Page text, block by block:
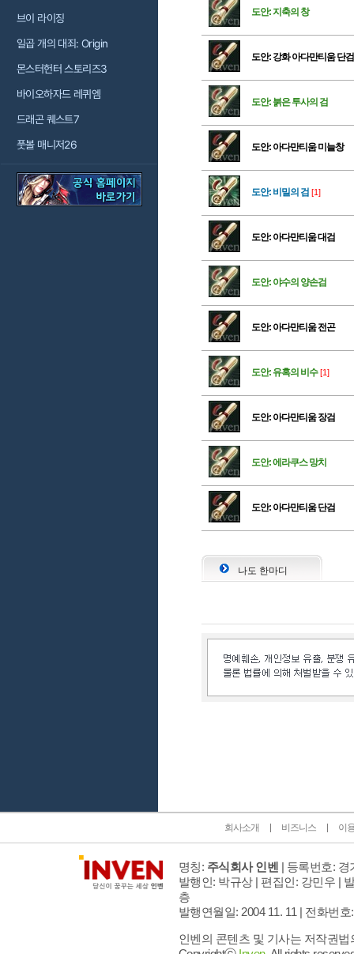
브이 라이징
일곱 개의 대죄: Origin
몬스터헌터 스토리즈3
바이오하자드 레퀴엠
드래곤 퀘스트7
풋볼 매니저26
도안: 지축의 창
도안: 강화 아다만티움 단검
도안: 붉은 투사의 검
도안: 아다만티움 미늘창
도안: 비밀의 검 [1]
도안: 아다만티움 대검
도안: 야수의 양손검
도안: 아다만티움 전곤
도안: 유혹의 비수 [1]
도안: 아다만티움 장검
도안: 에라쿠스 망치
도안: 아다만티움 단검
나도 한마디
회사소개 비즈니스 이
명칭: 주식회사 인벤 | 등록번호: 경
발행인: 박규상 | 편집인: 강민우 |
층
발행연월일: 2004 11. 11 | 전화번호
인벤의 콘텐츠 및 기사는 저작권